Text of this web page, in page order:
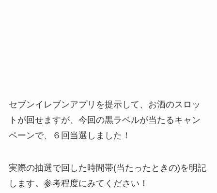
セブンイレブンアプリを提示して、お酒のスロッ
トが回せますが、今回の黒ラベルが当たるキャン
ペーンで、６回当選しました！
実際の抽選で回した時間帯(当たったときの)を明記
します。参考程度にみてください！